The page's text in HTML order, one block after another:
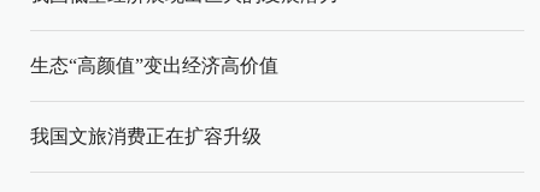
生态“高颜值”变出经济高价值
我国文旅消费正在扩容升级